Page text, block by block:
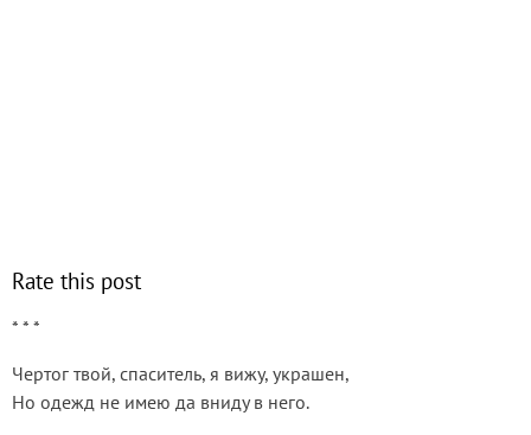
Rate this post
* * *
Чертог твой, спаситель, я вижу, украшен,
Но одежд не имею да вниду в него.